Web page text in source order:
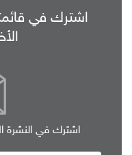
اشترك في
اشترك في النشرة